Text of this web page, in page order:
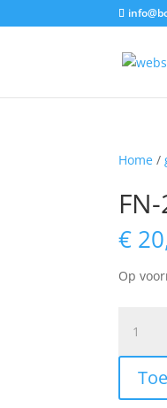
Home /
€
Op
212
Blue
473ml